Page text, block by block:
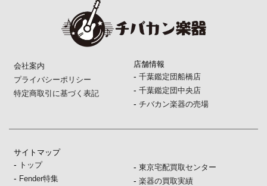
会社案内
プライバシーポリシー
特定商取引に基づく表記
店舗情報
- 千葉鑑定団船橋店
- 千葉鑑定団中央店
- チバカン楽器の売場
サイトマップ
- トップ
- Fender特集
- 東京宅配買取センター
- 楽器の買取実績